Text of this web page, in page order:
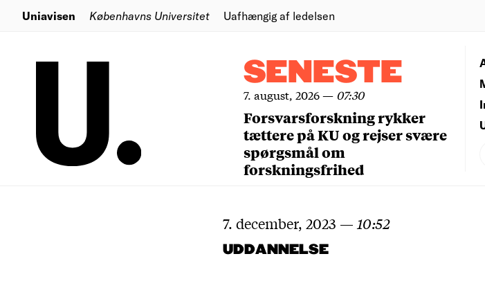
Uniavisen Københavns Universitet Uafhængig af ledelsen
SENESTE
7. august, 2026— 07:30
Forsvarsforskning rykker
tættere på KU og rejser svære
spørgsmål om
forskningsfrihed
7. december, 2023 — 10:52
UDDANNELSE